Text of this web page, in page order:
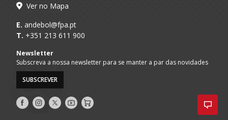
Ver no Mapa
E. andebol@fpa.pt
T. +351 213 611 900
Newsletter
Subscreva a nossa newsletter para se manter a par das novidades
SUBSCREVER
Siga-
nos
Siga-
nos
Siga-
nos
AndebolTV
Loja